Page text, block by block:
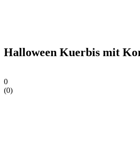
Halloween Kuerbis mit
0
(0)